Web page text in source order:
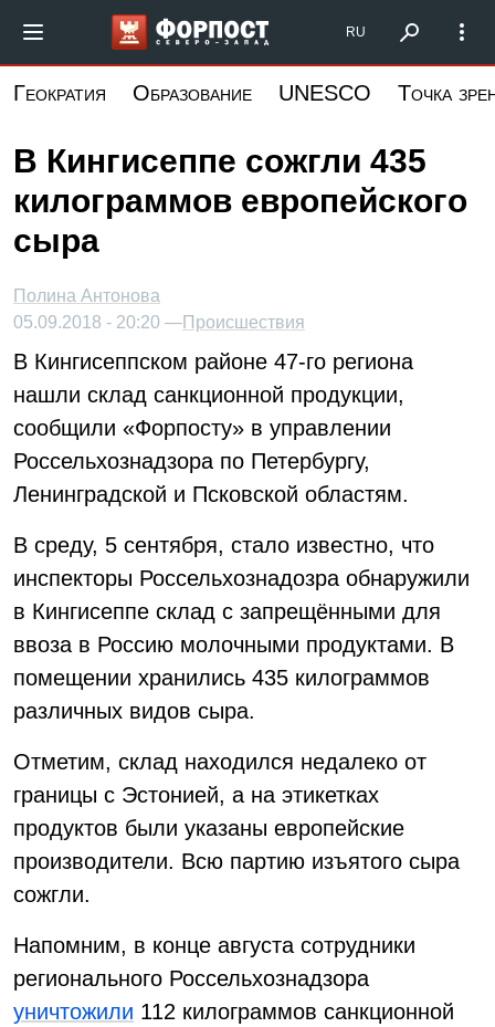
основному
Форпост Северо-Запад
RU
Геократия Образование UNESCO Точка
В Кингисеппе сожгли 435
килограммов европейского
сыра
Полина Антонова
05.09.2018 - 20:20 —Происшествия
В Кингисеппском районе 47-го региона
нашли склад санкционной продукции,
сообщили «Форпосту» в управлении
Россельхознадзора по Петербургу,
Ленинградской и Псковской областям.
В среду, 5 сентября, стало известно, что
инспекторы Россельхознадозра обнаружили
в Кингисеппе склад с запрещёнными для
ввоза в Россию молочными продуктами. В
помещении хранились 435 килограммов
различных видов сыра.
Отметим, склад находился недалеко от
границы с Эстонией, а на этикетках
продуктов были указаны европейские
производители. Всю партию изъятого сыра
сожгли.
Напомним, в конце августа сотрудники
регионального Россельхознадзора
уничтожили 112 килограммов санкционной